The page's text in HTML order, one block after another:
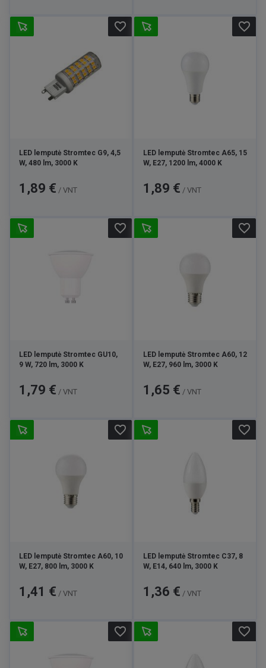
LED lemputė Stromtec G9, 4,5
W, 480 lm, 3000 K
Kaina
1,89 € / VNT
favorite_border
LED lemputė Stromtec A65, 15
W, E27, 1200 lm, 4000 K
Kaina
1,89 € / VNT
favorite_border
LED lemputė Stromtec GU10,
9 W, 720 lm, 3000 K
Kaina
1,79 € / VNT
favorite_border
LED lemputė Stromtec A60, 12
W, E27, 960 lm, 3000 K
Kaina
1,65 € / VNT
favorite_border
LED lemputė Stromtec A60, 10
W, E27, 800 lm, 3000 K
Kaina
1,41 € / VNT
favorite_border
LED lemputė Stromtec C37, 8
W, E14, 640 lm, 3000 K
Kaina
1,36 € / VNT
favorite_border
favorite_border favorite_border